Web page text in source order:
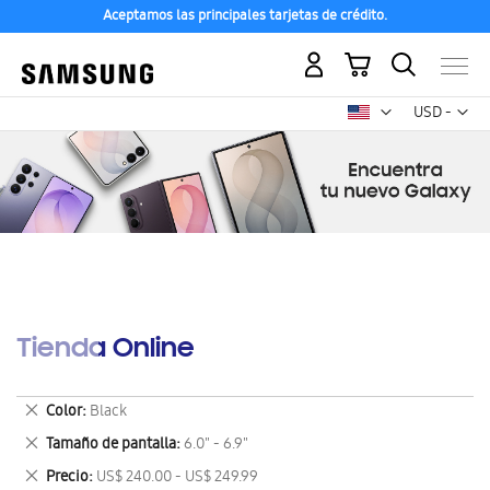
Aceptamos las principales tarjetas de crédito.
USD -
dólar
Mi carrito
Tienda Online
Color Black
Eliminar
este
artículo
Tamaño de pantalla 6.0" - 6.9"
Eliminar
este
Precio US$ 240.00 - US$ 249.99
Eliminar